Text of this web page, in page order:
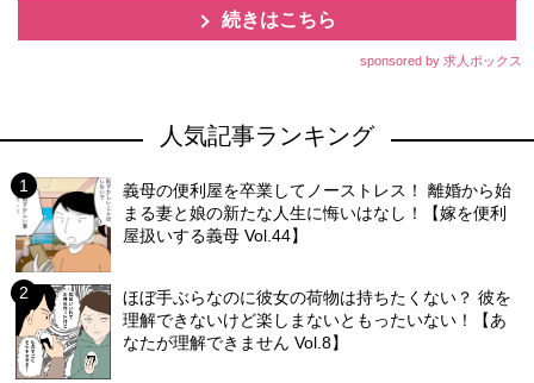
続きはこちら
sponsored by 求人ボックス
人気記事ランキング
義母の便利屋を卒業してノーストレス！ 離婚から始
まる妻と娘の新たな人生に悔いはなし！【嫁を便利
屋扱いする義母 Vol.44】
ほぼ手ぶらなのに彼女の荷物は持ちたくない？ 彼を
理解できないけど楽しまないともったいない！【あ
なたが理解できません Vol.8】